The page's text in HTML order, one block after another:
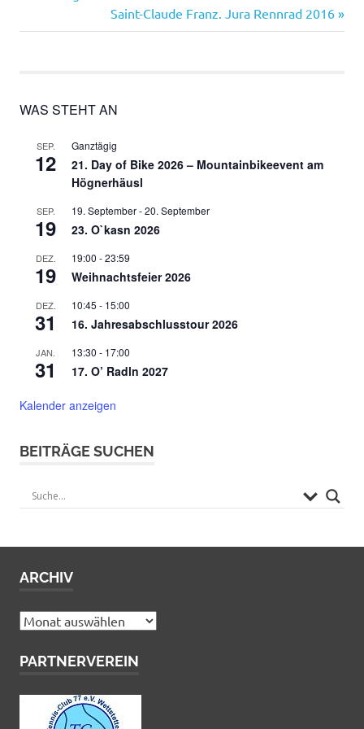
Nächster
Beitrag:
Saint-Claude Franz. Jura Rennrad 2016
WAS STEHT AN
SEP.
12
Ganztägig
21. Day of Bike 2026 – Mountainbikeevent am
Högnerhäusl
SEP.
19
19. September-20. September
23. O`kasn 2026
DEZ.
19
19:00 -23:59
Weihnachtsfeier 2026
DEZ.
31
10:45 - 15:00
16. Jahresabschlusstour 2026
JAN.
31
13:30 - 17:00
17. O’ Radln 2027
Kalender anzeigen
BEITRÄGE SUCHEN
ARCHIV
Archiv
PARTNERVEREIN